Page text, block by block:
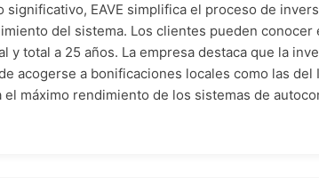
EAVE simplifica el proceso de
del sistema. Los clientes pueden
y total a 25 años. La empresa destaca que la
acogerse a bonificaciones locales como las
el máximo rendimiento de los sistemas de